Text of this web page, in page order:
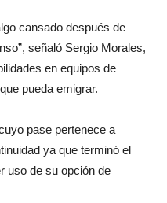
cansado después de
señaló Sergio Morales,
en equipos de
pueda emigrar.
pase pertenece a
ya que terminó el
uso de su opción de